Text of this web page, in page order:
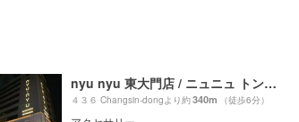
nyu nyu 東大門店 / ニュニュ トンデムンジョム / 뉴뉴 동대문점
４３６ Changsin-dongより約340m （徒歩6分）